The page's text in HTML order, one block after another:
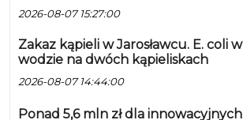
2026-08-07 15:27:00
Zakaz kąpieli w Jarosławcu. E. coli w
wodzie na dwóch kąpieliskach
2026-08-07 14:44:00
Ponad 5,6 mln zł dla innowacyjnych